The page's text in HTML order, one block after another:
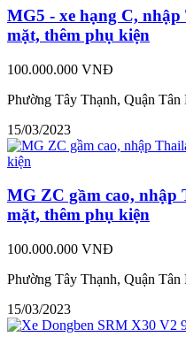
MG5 - xe hạng C,
mặt, thêm phụ kiện
100.000.000 VNĐ
Phường Tây Thạnh, Quận
15/03/2023
MG ZC gầm cao, nhập
mặt, thêm phụ kiện
100.000.000 VNĐ
Phường Tây Thạnh, Quận
15/03/2023